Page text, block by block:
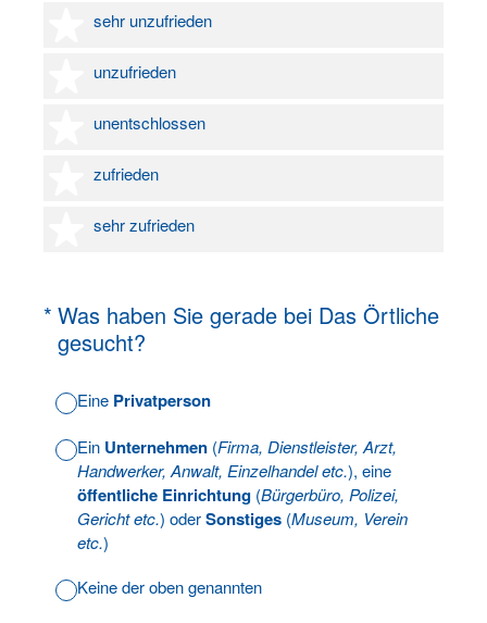
sehr unzufrieden
1 Stern
unzufrieden
2 Sterne
unentschlossen
3 Sterne
zufrieden
4 Sterne
sehr zufrieden
5 Sterne
* Was haben Sie gerade bei Das Örtliche
gesucht?
(Erforderlich.)
Eine Privatperson
Ein Unternehmen (Firma, Dienstleister, Arzt,
Handwerker, Anwalt, Einzelhandel etc.), eine
öffentliche Einrichtung (Bürgerbüro, Polizei,
Gericht etc.) oderSonstiges (Museum, Verein
etc.)
Keine der oben genannten